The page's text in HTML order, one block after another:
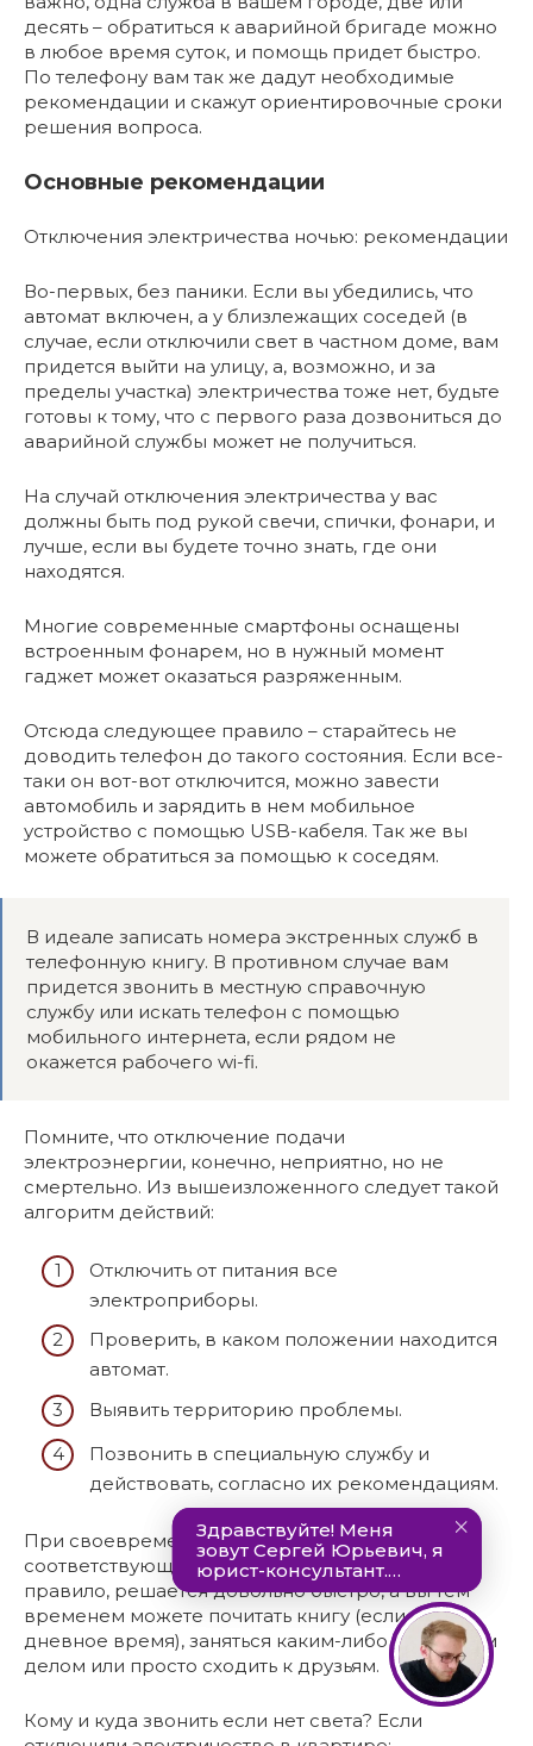
десять – обратиться к аварийной бригаде можно
в любое время суток, и помощь придет быстро.
По телефону вам так же дадут необходимые
рекомендации и скажут ориентировочные сроки
решения вопроса.
Основные рекомендации
Отключения электричества ночью: рекомендации
Во-первых, без паники. Если вы убедились, что
автомат включен, а у близлежащих соседей (в
случае, если отключили свет в частном доме, вам
придется выйти на улицу, а, возможно, и за
пределы участка) электричества тоже нет, будьте
готовы к тому, что с первого раза дозвониться до
аварийной службы может не получиться.
На случай отключения электричества у вас
должны быть под рукой свечи, спички, фонари, и
лучше, если вы будете точно знать, где они
находятся.
Многие современные смартфоны оснащены
встроенным фонарем, но в нужный момент
гаджет может оказаться разряженным.
Отсюда следующее правило – старайтесь не
доводить телефон до такого состояния. Если все-
таки он вот-вот отключится, можно завести
автомобиль и зарядить в нем мобильное
устройство с помощью USB-кабеля. Так же вы
можете обратиться за помощью к соседям.
В идеале записать номера экстренных служб в
телефонную книгу. В противном случае вам
придется звонить в местную справочную
службу или искать телефон с помощью
мобильного интернета, если рядом не
окажется рабочего wi-fi.
Помните, что отключение подачи
электроэнергии, конечно, неприятно, но не
смертельно. Из вышеизложенного следует такой
алгоритм действий:
Отключить от питания все
электроприборы.
Проверить, в каком положении находится
автомат.
Выявить территорию проблемы.
Позвонить в специальную службу и
действовать, согласно их рекомендациям.
При своевременном обращении в
соответствующие инстанции проблема, как
правило, решается довольно быстро, а вы тем
временем можете почитать книгу (если это
дневное время), заняться каким-либо домашним
делом или просто сходить к друзьям.
Кому и куда звонить если нет света? Если